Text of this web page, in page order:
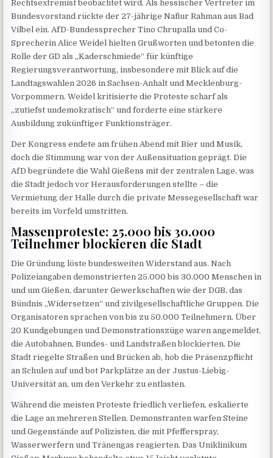
Rechtsextremist beobachtet wird. Als hessischer Vertreter im
Bundesvorstand rückte der 27-jährige Nafiur Rahman aus Bad
Vilbel ein. AfD-Bundessprecher Tino Chrupalla und Co-
Sprecherin Alice Weidel hielten Grußworten und betonten die
Rolle der GD als „Kaderschmiede“ für künftige
Regierungsverantwortung, insbesondere mit Blick auf die
Landtagswahlen 2026 in Sachsen-Anhalt und Mecklenburg-
Vorpommern. Weidel kritisierte die Proteste scharf als
„zutiefst undemokratisch“ und forderte eine stärkere
Ausbildung zukünftiger Funktionsträger.
Der Kongress endete am frühen Abend mit Bier und Musik,
doch die Stimmung war von der Außensituation geprägt. Die
AfD begründete die Wahl Gießens mit der zentralen Lage, was
die Stadt jedoch vor Herausforderungen stellte – die
Vermietung der Halle durch die private Messegesellschaft war
bereits im Vorfeld umstritten.
Massenproteste: 25.000 bis 30.000
Teilnehmer blockieren die Stadt
Die Gründung löste bundesweiten Widerstand aus. Nach
Polizeiangaben demonstrierten 25.000 bis 30.000 Menschen in
und um Gießen, darunter Gewerkschaften wie der DGB, das
Bündnis „Widersetzen“ und zivilgesellschaftliche Gruppen. Die
Organisatoren sprachen von bis zu 50.000 Teilnehmern. Über
20 Kundgebungen und Demonstrationszüge waren angemeldet,
die Autobahnen, Bundes- und Landstraßen blockierten. Die
Stadt riegelte Straßen und Brücken ab, hob die Präsenzpflicht
an Schulen auf und bot Parkplätze an der Justus-Liebig-
Universität an, um den Verkehr zu entlasten.
Während die meisten Proteste friedlich verliefen, eskalierte
die Lage an mehreren Stellen. Demonstranten warfen Steine
und Gegenstände auf Polizisten, die mit Pfefferspray,
Wasserwerfern und Tränengas reagierten. Das Uniklinikum